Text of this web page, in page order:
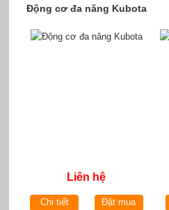
Động cơ đa năng Kubota
Liên hệ
Chi tiết Đặt mua